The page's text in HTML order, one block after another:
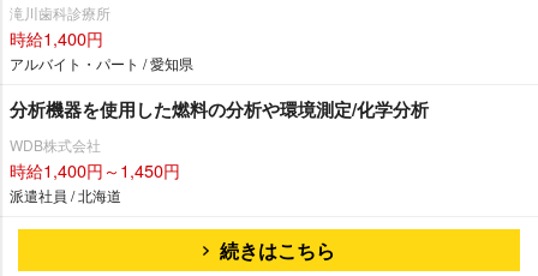
滝川歯科診療所
時給1,400円
アルバイト・パート / 愛知県
分析機器を使用した燃料の分析や環境測定/化学分析
WDB株式会社
時給1,400円～1,450円
派遣社員 / 北海道
続きはこちら